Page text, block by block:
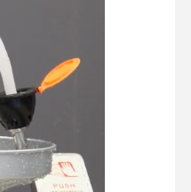
ョン
ーション